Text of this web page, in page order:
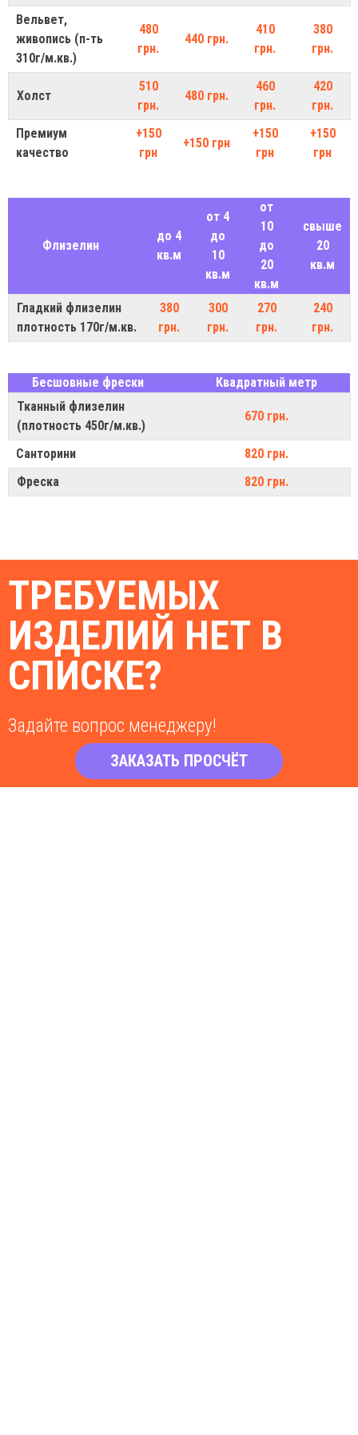
Вельвет,
живопись (п-ть
310г/м.кв.)
480
грн.
440 грн.
410
грн.
380
грн.
Холст
510
грн.
480 грн.
460
грн.
420
грн.
Премиум
качество
+150
грн
+150 грн
+150
грн
+150
грн
Флизелин
до 4
кв.м
от 4
до
10
кв.м
от
10
до
20
кв.м
свыше
20
кв.м
Гладкий флизелин
плотность 170г/м.кв.
380
грн.
300
грн.
270
грн.
240
грн.
Бесшовные фрески
Квадратный метр
Тканный флизелин
(плотность 450г/м.кв.)
670 грн.
Санторини
820 грн.
Фреска
820 грн.
ТРЕБУЕМЫХ
ИЗДЕЛИЙ НЕТ В
СПИСКЕ?
Задайте вопрос менеджеру!
ЗАКАЗАТЬ ПРОСЧЁТ